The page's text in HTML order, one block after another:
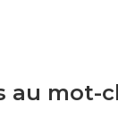
au mot-